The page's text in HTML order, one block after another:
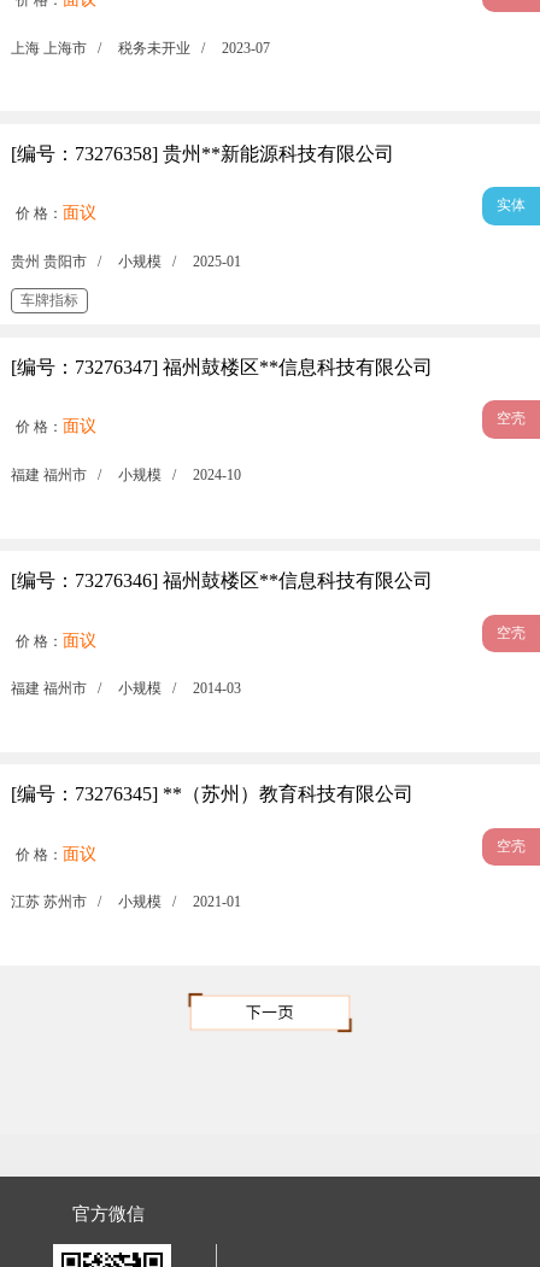
上海 上海市 / 税务未开业 / 2023-07
[编号：73276358] 贵州**新能源科技有限公司
价 格： 面议 实体
贵州 贵阳市 / 小规模 / 2025-01
车牌指标
[编号：73276347] 福州鼓楼区**信息科技有限公司
价 格： 面议 空壳
福建 福州市 / 小规模 / 2024-10
[编号：73276346] 福州鼓楼区**信息科技有限公司
价 格： 面议 空壳
福建 福州市 / 小规模 / 2014-03
[编号：73276345] **（苏州）教育科技有限公司
价 格： 面议 空壳
江苏 苏州市 / 小规模 / 2021-01
官方微信